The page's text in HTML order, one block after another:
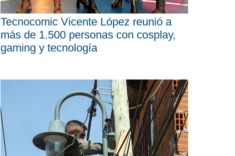
Tecnocomic Vicente López reunió a
más de 1.500 personas con cosplay,
gaming y tecnología